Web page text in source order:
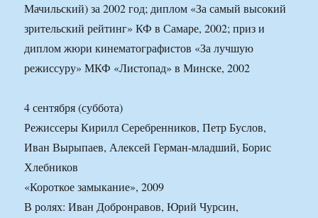
Мачильский) за 2002 год; диплом «За самый высокий
зрительский рейтинг» КФ в Самаре, 2002; приз и
диплом жюри кинематографистов «За лучшую
режиссуру» МКФ «Листопад» в Минске, 2002
4 сентября (суббота)
Режиссеры Кирилл Серебренников, Петр Буслов,
Иван Вырыпаев, Алексей Герман-младший, Борис
Хлебников
«Короткое замыкание», 2009
В ролях: Иван Добронравов, Юрий Чурсин,